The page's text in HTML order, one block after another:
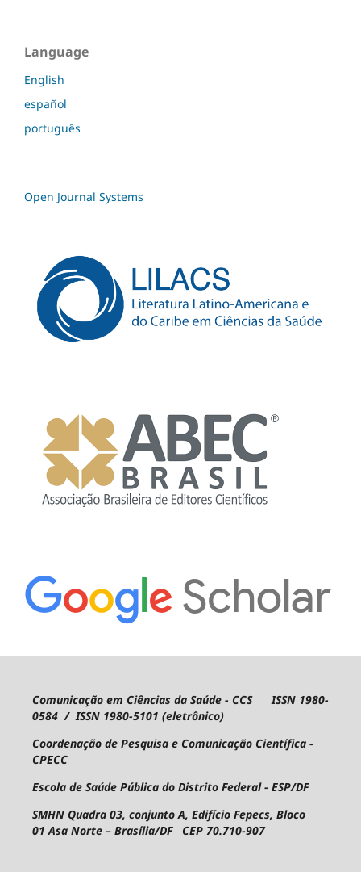
Language
English
español
português
Open Journal Systems
Comunicação em Ciências da Saúde - CCS ISSN 1980-
0584 / ISSN 1980-5101 (eletrônico)
Coordenação de Pesquisa e Comunicação Científica -
CPECC
Escola de Saúde Pública do Distrito Federal - ESP/DF
SMHN Quadra 03, conjunto A, Edifício Fepecs, Bloco
01Asa Norte – Brasília/DF CEP 70.710-907